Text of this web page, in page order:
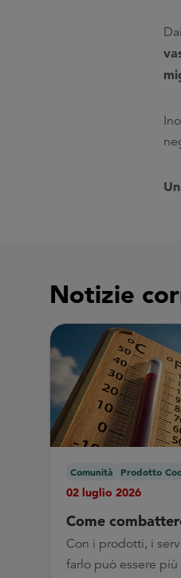
Notizie
Comunità Prodotto
02 luglio 2026
Come
Con i prodotti, i
farlo può essere più